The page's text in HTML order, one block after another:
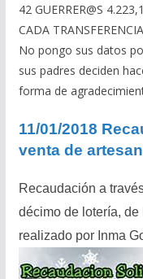
42 GUERRER@S
CADA
No pongo sus datos
sus padres deciden
forma de
11/01/2018
venta de
Recaudación a
décimo de lotería, de
realizado por Inma